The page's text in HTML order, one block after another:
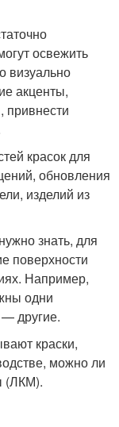
освежить
визуально
акценты,
привнести
красок для
обновления
изделий из
знать, для
поверхности
Например,
одни
другие.
краски,
можно ли
(ЛКМ).